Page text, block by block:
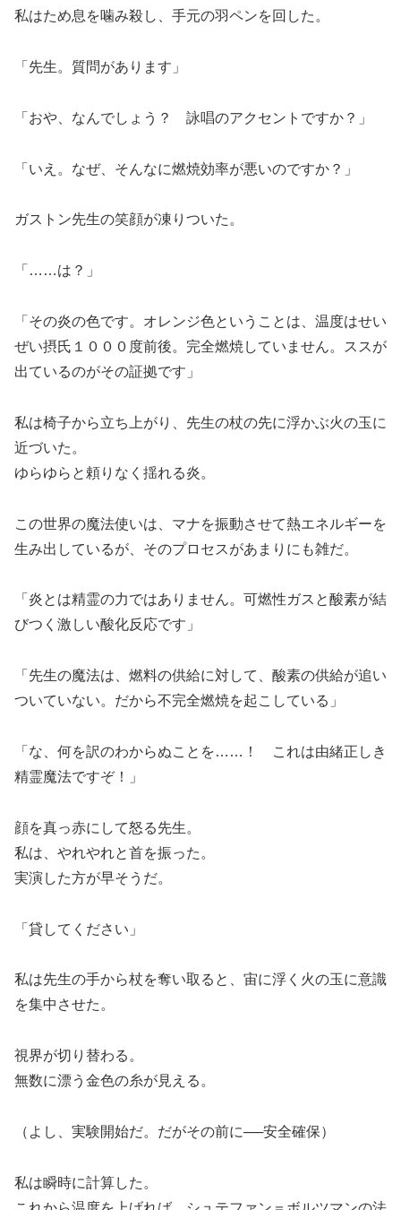
私はため息を噛み殺し、手元の羽ペンを回した。
「先生。質問があります」
「おや、なんでしょう？ 詠唱のアクセントですか？」
「いえ。なぜ、そんなに燃焼効率が悪いのですか？」
ガストン先生の笑顔が凍りついた。
「……は？」
「その炎の色です。オレンジ色ということは、温度はせい
ぜい摂氏１０００度前後。完全燃焼していません。ススが
出ているのがその証拠です」
私は椅子から立ち上がり、先生の杖の先に浮かぶ火の玉に
近づいた。
ゆらゆらと頼りなく揺れる炎。
この世界の魔法使いは、マナを振動させて熱エネルギーを
生み出しているが、そのプロセスがあまりにも雑だ。
「炎とは精霊の力ではありません。可燃性ガスと酸素が結
びつく激しい酸化反応です」
「先生の魔法は、燃料の供給に対して、酸素の供給が追い
ついていない。だから不完全燃焼を起こしている」
「な、何を訳のわからぬことを……！ これは由緒正しき
精霊魔法ですぞ！」
顔を真っ赤にして怒る先生。
私は、やれやれと首を振った。
実演した方が早そうだ。
「貸してください」
私は先生の手から杖を奪い取ると、宙に浮く火の玉に意識
を集中させた。
視界が切り替わる。
無数に漂う金色の糸が見える。
（よし、実験開始だ。だがその前に──安全確保）
私は瞬時に計算した。